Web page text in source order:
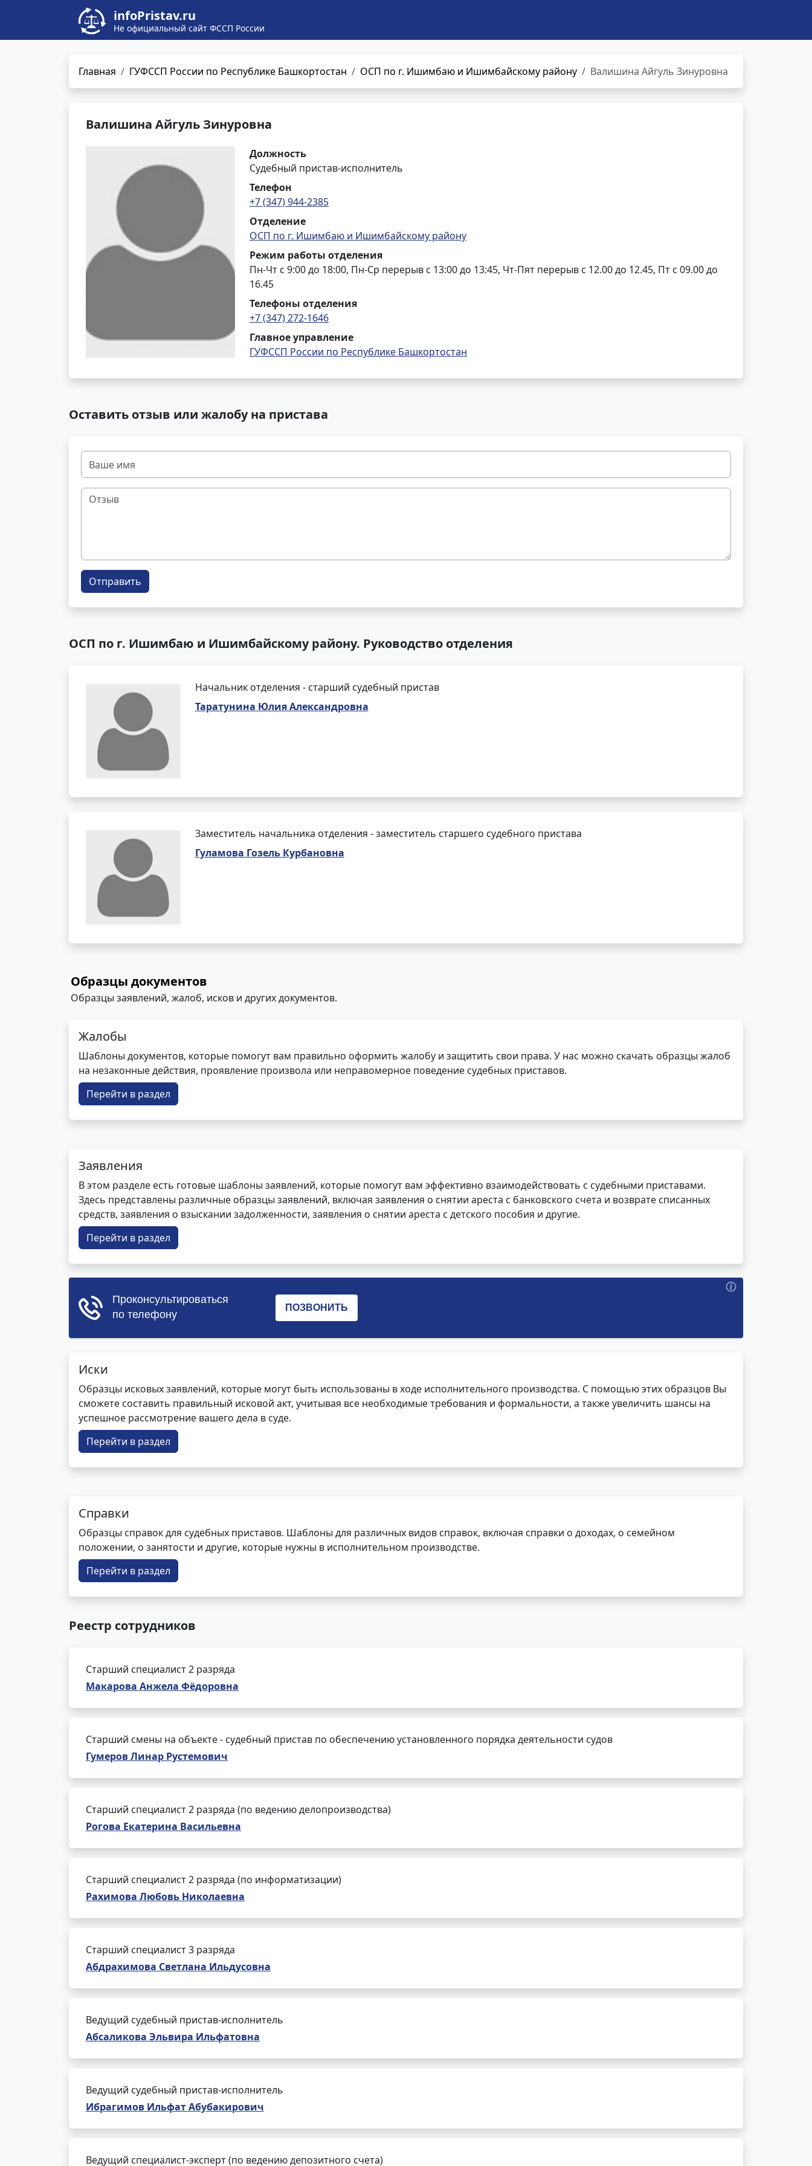
infoPristav.ru
Не официальный сайт ФССП России
Главная ГУФССП России по Республике Башкортостан ОСП по г. Ишимбаю и Ишимбайскому району Валишина Айгуль Зинуровна
Валишина Айгуль Зинуровна
Должность
Судебный пристав-исполнитель
Телефон
+7 (347) 944-2385
Отделение
ОСП по г. Ишимбаю и Ишимбайскому району
Режим работы отделения
Пн-Чт с 9:00 до 18:00, Пн-Ср перерыв с 13:00 до 13:45, Чт-Пят перерыв с 12.00 до 12.45, Пт с 09.00 до
16.45
Телефоны отделения
+7 (347) 272-1646
Главное управление
ГУФССП России по Республике Башкортостан
Оставить отзыв или жалобу на пристава
Отправить
ОСП по г. Ишимбаю и Ишимбайскому району. Руководство отделения
Начальник отделения - старший судебный пристав
Таратунина Юлия Александровна
Заместитель начальника отделения - заместитель старшего судебного пристава
Гуламова Гозель Курбановна
Образцы документов
Образцы заявлений, жалоб, исков и других документов.
Жалобы
Шаблоны документов, которые помогут вам правильно оформить жалобу и защитить свои права. У нас можно скачать образцы жалоб
на незаконные действия, проявление произвола или неправомерное поведение судебных приставов.
Перейти в раздел
Заявления
В этом разделе есть готовые шаблоны заявлений, которые помогут вам эффективно взаимодействовать с судебными приставами.
Здесь представлены различные образцы заявлений, включая заявления о снятии ареста с банковского счета и возврате списанных
средств, заявления о взыскании задолженности, заявления о снятии ареста с детского пособия и другие.
Перейти в раздел
Иски
Образцы исковых заявлений, которые могут быть использованы в ходе исполнительного производства. С помощью этих образцов Вы
сможете составить правильный исковой акт, учитывая все необходимые требования и формальности, а также увеличить шансы на
успешное рассмотрение вашего дела в суде.
Перейти в раздел
Справки
Образцы справок для судебных приставов. Шаблоны для различных видов справок, включая справки о доходах, о семейном
положении, о занятости и другие, которые нужны в исполнительном производстве.
Перейти в раздел
Реестр сотрудников
Старший специалист 2 разряда
Макарова Анжела Фёдоровна
Старший смены на объекте - судебный пристав по обеспечению установленного порядка деятельности судов
Гумеров Линар Рустемович
Старший специалист 2 разряда (по ведению делопроизводства)
Рогова Екатерина Васильевна
Старший специалист 2 разряда (по информатизации)
Рахимова Любовь Николаевна
Старший специалист 3 разряда
Абдрахимова Светлана Ильдусовна
Ведущий судебный пристав-исполнитель
Абсаликова Эльвира Ильфатовна
Ведущий судебный пристав-исполнитель
Ибрагимов Ильфат Абубакирович
Ведущий специалист-эксперт (по ведению депозитного счета)